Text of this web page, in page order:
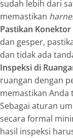
sudah lebih dari
memastikan
Pastikan
dan gesper,
dan tidak ada
Inspeksi di
ruangan dengan
memastikan Anda
Sebagai aturan
secara formal
hasil inspeksi